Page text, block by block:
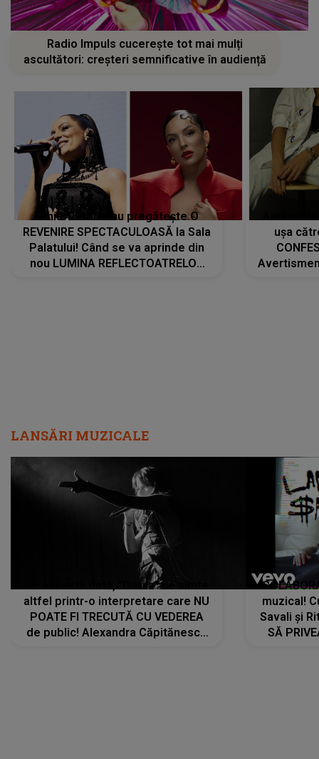
Radio Impuls cucerește tot mai mulți
ascultători: creșteri semnificative în audiență
Tania Turtureanu pregătește O
REVENIRE SPECTACULOASĂ la Sala
Palatului! Când se va aprinde din
nou LUMINA REFLECTOATRELOR
ușa
LANSĂRI MUZICALE
De această dată, "Dilaila" se simte
altfel printr-o interpretare care NU
POATE FI TRECUTĂ CU VEDEREA
de public! Alexandra Căpitănescu
muzical!
Savali și
SĂ